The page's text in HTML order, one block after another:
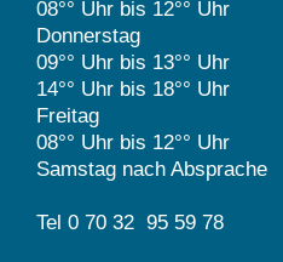
08°° Uhr bis 12°° Uhr
Donnerstag
09°° Uhr bis 13°° Uhr
14°° Uhr bis 18°° Uhr
Freitag
08°° Uhr bis 12°° Uhr
Samstag nach Absprache
Tel 0 70 32 95 59 78